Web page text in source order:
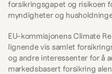
forsikringsgapet og risikoen
myndigheter og
EU-kommisjonens Climate
lignende vis samlet
og andre interessenter for å
markedsbasert forsikring